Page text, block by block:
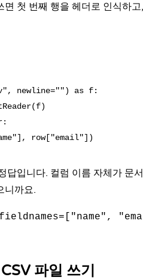
면 첫 번째 행을 헤더로 인식하
newline="") as f:
답입니다. 컬럼 이름 자체가 문
니까요.
fieldnames=["name",
파일 쓰기